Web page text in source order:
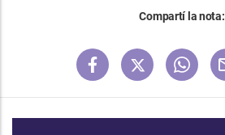
Compartí la nota: